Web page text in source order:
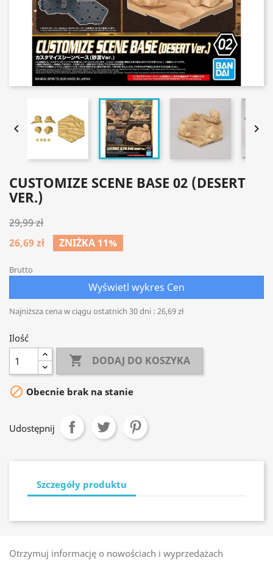
 
CUSTOMIZE SCENE BASE 02 (DESERT
VER.)
29,99 zł
26,69 zł
ZNIŻKA 11%
Brutto
Wyświetl wykres Cen
Najniższa cena w ciągu ostatnich 30 dni : 26,69 zł
Ilość
 DODAJ DO KOSZYKA
 Obecnie brak na stanie
Udostępnij
Szczegóły produktu
Otrzymuj informację o nowościach i wyprzedażach